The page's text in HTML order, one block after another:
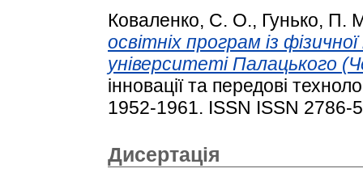
Коваленко, С. О., Гунько, П.
освітніх програм із
університеті Палацького
інновації та передові
1952-1961. ISSN ISSN 2786-
Дисертація